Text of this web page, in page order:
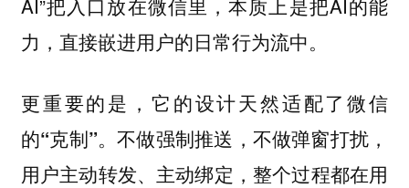
力，直接嵌进用户的日常行为流中。
更重要的是， 它的设计天然适配了微信
的“克制”。不做强制推送，不做弹窗打扰，
用户主动转发、主动绑定，整个过程都在用